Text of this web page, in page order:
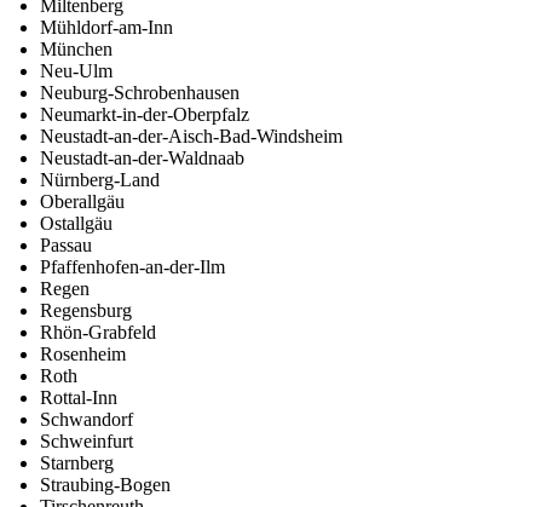
Miltenberg
Mühldorf-am-Inn
München
Neu-Ulm
Neuburg-Schrobenhausen
Neumarkt-in-der-Oberpfalz
Neustadt-an-der-Aisch-Bad-Windsheim
Neustadt-an-der-Waldnaab
Nürnberg-Land
Oberallgäu
Ostallgäu
Passau
Pfaffenhofen-an-der-Ilm
Regen
Regensburg
Rhön-Grabfeld
Rosenheim
Roth
Rottal-Inn
Schwandorf
Schweinfurt
Starnberg
Straubing-Bogen